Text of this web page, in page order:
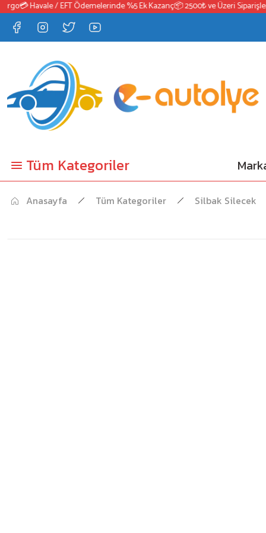
💳 Havale / EFT Ödemelerinde %5 Ek Kazanç📦 2500₺ ve Üzeri
Tüm Kategoriler
Anasayfa Tüm Kategoriler Silbak Silecek